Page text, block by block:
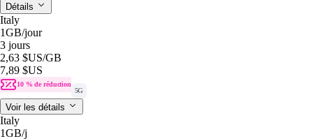
Détails
Italy
1GB/jour
3 jours
2,63 $US/GB
7,89 $US
10 % de réduction
5G
Voir les détails
Italy
1GB/j